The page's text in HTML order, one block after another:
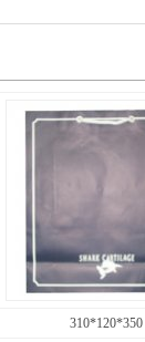
310*120*350